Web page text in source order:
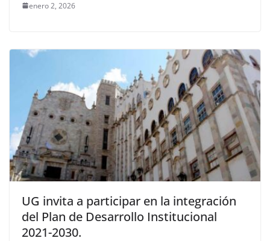
enero 2, 2026
UG invita a participar en la integración
del Plan de Desarrollo Institucional
2021-2030.